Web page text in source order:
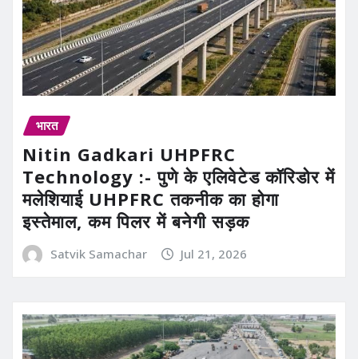
भारत
Nitin Gadkari UHPFRC
Technology :- पुणे के एलिवेटेड कॉरिडोर में
मलेशियाई UHPFRC तकनीक का होगा
इस्तेमाल, कम पिलर में बनेगी सड़क
Satvik Samachar Jul 21, 2026